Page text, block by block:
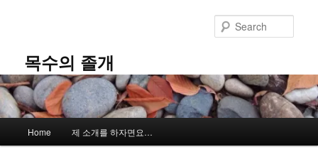
content
content목수의 졸개
Home 제 소개를 하자면요…